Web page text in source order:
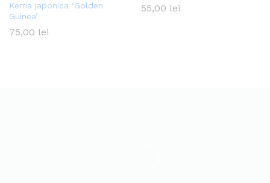
Kerria japonica ‘Golden
Guinea’
75,00 lei
55,00 lei